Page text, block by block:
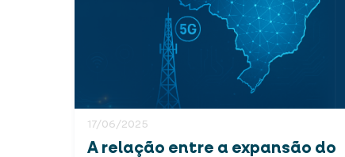
17/06/2025
A relação entre a expansão do